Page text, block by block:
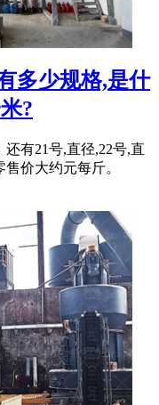
多少规格,是什
?
有21号,直径,22号,直
价大约元每斤。